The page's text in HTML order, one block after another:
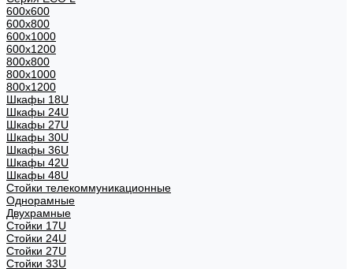
600x600
600x800
600х1000
600х1200
800x800
800х1000
800х1200
Шкафы 18U
Шкафы 24U
Шкафы 27U
Шкафы 30U
Шкафы 36U
Шкафы 42U
Шкафы 48U
Стойки телекоммуникационные
Однорамные
Двухрамные
Стойки 17U
Стойки 24U
Стойки 27U
Стойки 33U